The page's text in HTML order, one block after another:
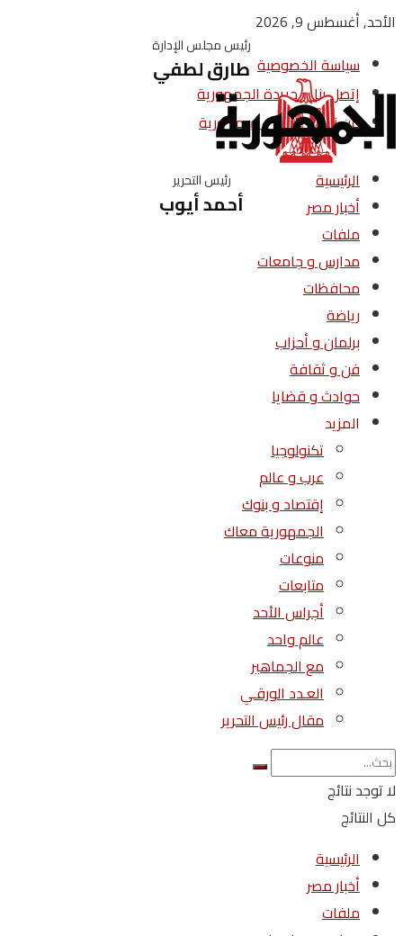
الأحد, أغسطس 9, 2026
سياسة الخصوصية
إتصل بنا – جريدة الجمهورية
من نحن – جريدة الجمهورية
رئيس مجلس الإدارة
طارق لطفي
رئيس التحرير
أحمد أيوب
الرئيسية
أخبار مصر
ملفات
مدارس و جامعات
محافظات
رياضة
برلمان و أحزاب
فن و ثقافة
حوادث و قضايا
المزيد
تكنولوجيا
عرب و عالم
إقتصاد و بنوك
الجمهورية معاك
منوعات
متابعات
أجراس الأحد
عالم واحد
مع الجماهير
العـدد الورقـي
مقال رئيس التحرير
لا توجد نتائج
كل النتائج
الرئيسية
أخبار مصر
ملفات